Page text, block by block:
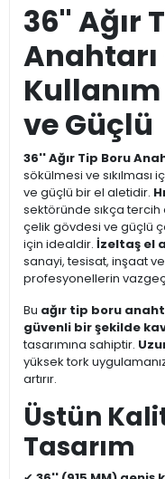
36'' Ağır
ve Güçlü
36'' Ağır Tip Boru
sökülmesi ve sıkılması
ve güçlü bir el aletidir.
sektöründe sıkça
çelik gövdesi ve güçlü
için idealdir. İzeltaş el
sanayi, tesisat, inşaat
profesyonellerin
Bu ağır tip boru
güvenli bir şekilde
tasarımına sahiptir.
yüksek tork
artırır.
Üstün
Tasarım